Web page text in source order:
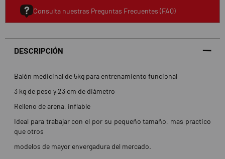
Consulta nuestras Preguntas Frecuentes (FAQ)
DESCRIPCIÓN
Balón medicinal de 5kg para entrenamiento funcional
3 kg de peso y 23 cm de diámetro
Relleno de arena, inflable
Ideal para trabajar con el por su pequeño tamaño, mas practico
que otros
modelos de mayor envergadura del mercado.